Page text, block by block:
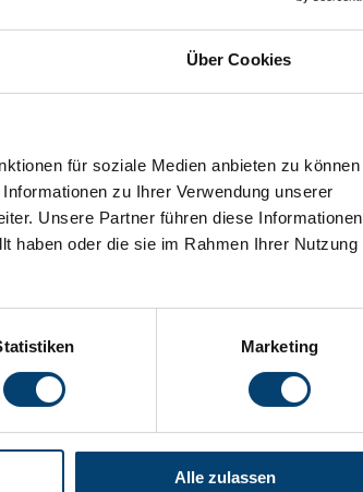
Über Cookies
für soziale Medien anbieten zu können
zu Ihrer Verwendung unserer
Unsere Partner führen diese Informationen
haben oder die sie im Rahmen Ihrer Nutzung
Marketing
Alle zulassen